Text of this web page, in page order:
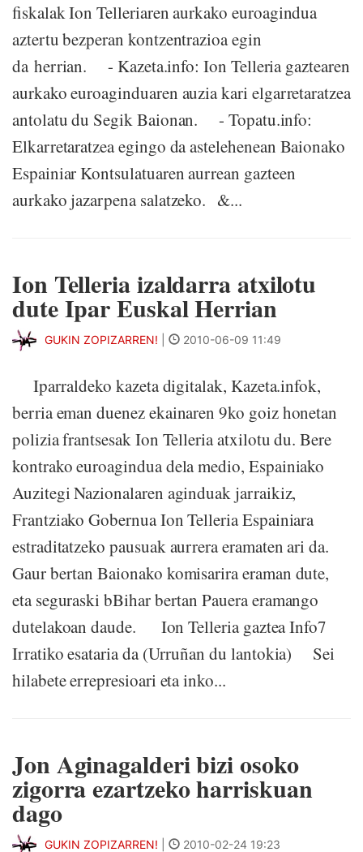
fiskalak Ion Telleriaren aurkako euroagindua
aztertu bezperan kontzentrazioa egin
da herrian. - Kazeta.info: Ion Telleria gaztearen
aurkako euroaginduaren auzia kari elgarretaratzea
antolatu du Segik Baionan. - Topatu.info:
Elkarretaratzea egingo da astelehenean Baionako
Espainiar Kontsulatuaren aurrean gazteen
aurkako jazarpena salatzeko. &...
Ion Telleria izaldarra atxilotu
dute Ipar Euskal Herrian
GUKIN ZOPIZARREN! 2010-06-09 11:49
Iparraldeko kazeta digitalak, Kazeta.infok,
berria eman duenez ekainaren 9ko goiz honetan
polizia frantsesak Ion Telleria atxilotu du. Bere
kontrako euroagindua dela medio, Espainiako
Auzitegi Nazionalaren aginduak jarraikiz,
Frantziako Gobernua Ion Telleria Espainiara
estraditatzeko pausuak aurrera eramaten ari da.
Gaur bertan Baionako komisarira eraman dute,
eta seguraski bBihar bertan Pauera eramango
dutelakoan daude. Ion Telleria gaztea Info7
Irratiko esataria da (Urruñan du lantokia) Sei
hilabete errepresioari eta inko...
Jon Aginagalderi bizi osoko
zigorra ezartzeko harriskuan
dago
GUKIN ZOPIZARREN! 2010-02-24 19:23